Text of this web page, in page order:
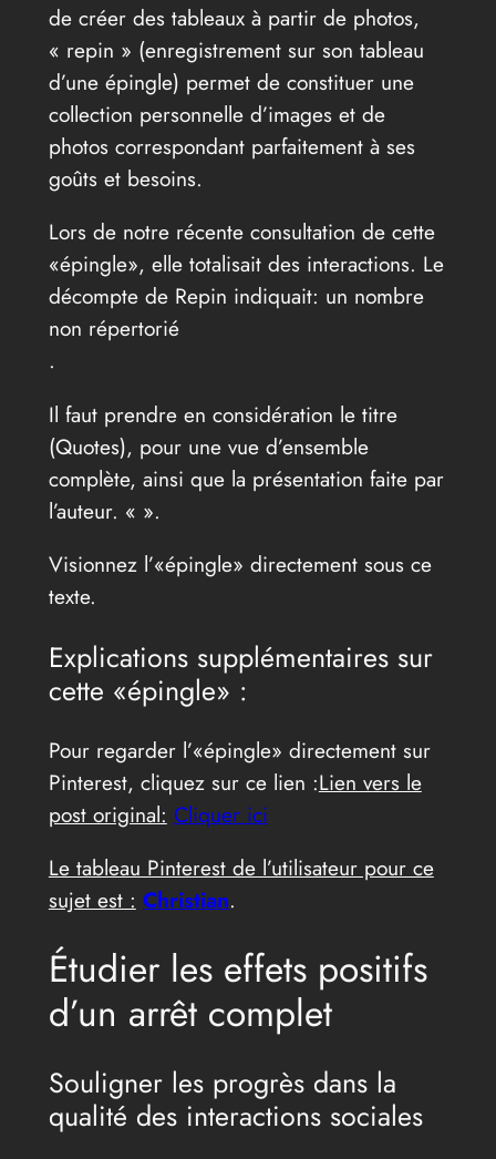
de créer des tableaux à partir de photos,
« repin » (enregistrement sur son tableau
d’une épingle) permet de constituer une
collection personnelle d’images et de
photos correspondant parfaitement à ses
goûts et besoins.
Lors de notre récente consultation de cette
«épingle», elle totalisait des interactions. Le
décompte de Repin indiquait: un nombre
non répertorié
.
Il faut prendre en considération le titre
(Quotes), pour une vue d’ensemble
complète, ainsi que la présentation faite par
l’auteur. « ».
Visionnez l’«épingle» directement sous ce
texte.
Explications supplémentaires sur
cette «épingle» :
Pour regarder l’«épingle» directement sur
Pinterest, cliquez sur ce lien :Lien vers le
post original: Cliquer ici
Le tableau Pinterest de l’utilisateur pour ce
sujet est : Christian.
Étudier les effets positifs
d’un arrêt complet
Souligner les progrès dans la
qualité des interactions sociales